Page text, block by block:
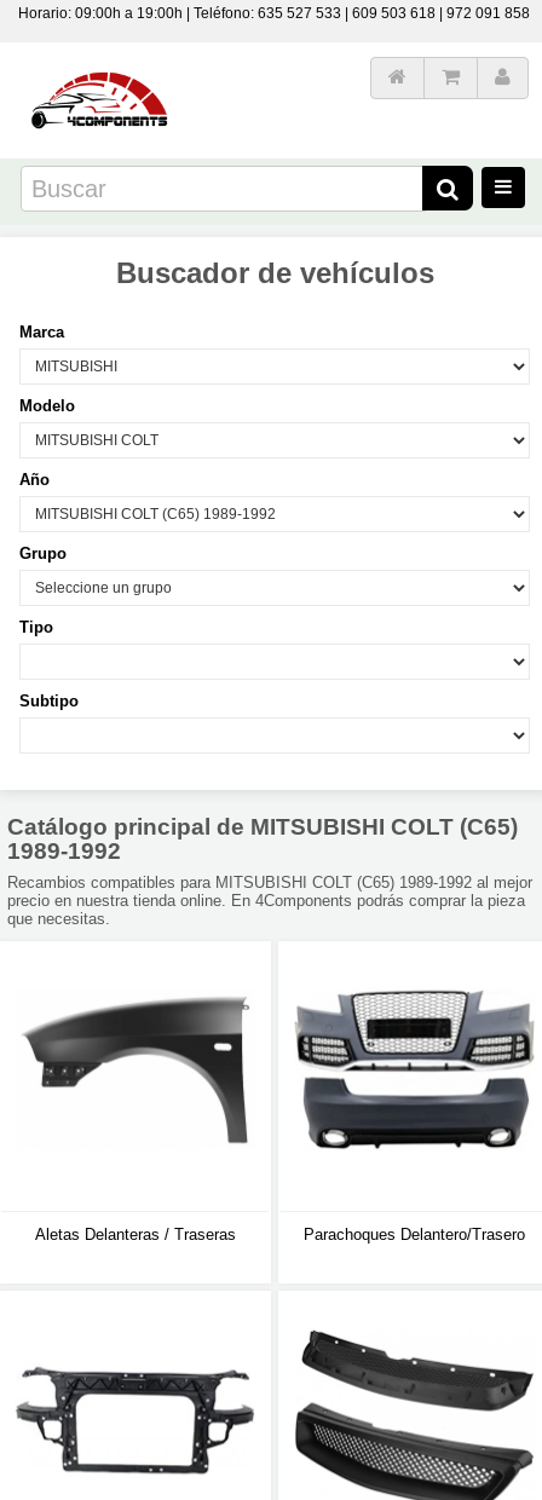
Horario: 09:00h a 19:00h | Teléfono: 635 527 533 | 609 503 618 | 972 091 858
Buscador de vehículos
Marca
Modelo
Año
Grupo
Tipo
Subtipo
Catálogo principal de MITSUBISHI COLT (C65)
1989-1992
Recambios compatibles para MITSUBISHI COLT (C65) 1989-1992 al mejor
precio en nuestra tienda online. En 4Components podrás comprar la pieza
que necesitas.
Aletas Delanteras / Traseras Parachoques Delantero/trasero